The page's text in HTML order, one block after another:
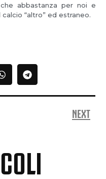
abbastanza per noi e
“altro” ed estraneo.
NEXT